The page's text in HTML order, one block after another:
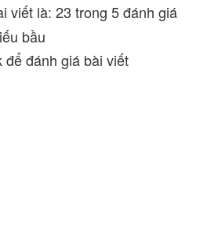
viết là: 23 trong 5 đánh giá
bầu
để đánh giá bài viết